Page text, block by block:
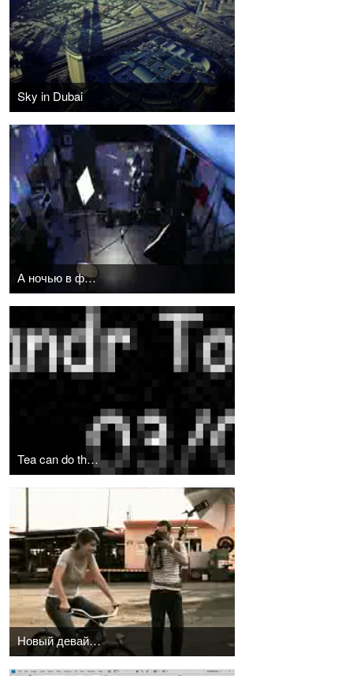
Sky in Dubai
А ночью в фото студии... )))
Tea can do that: как это делалось!
Новый девайс для работы со вспышкой, очень круто